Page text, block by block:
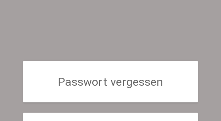
Passwort vergessen